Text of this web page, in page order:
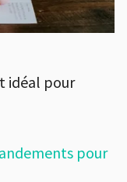
idéal pour
pour